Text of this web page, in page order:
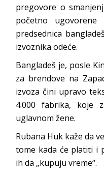
pregovore o
početno ugovorene
predsednica
izvoznika odeće.
Bangladeš je, posle
za brendove na
izvoza čini upravo
4.000 fabrika, koje
uglavnom žene.
Rubana Huk kaže da
tome kada će platiti i
ih da „kupuju vreme“.